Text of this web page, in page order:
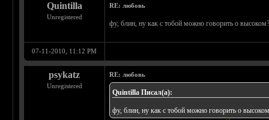
Quintilla
Unregistered
RE: любовь
фу, блин, ну как с тобой можно говорить о
07-11-2010, 11:12 PM
psykatz
Unregistered
RE: любовь
Quintilla Писал(а):
фу, блин, ну как с тобой можно говорить о